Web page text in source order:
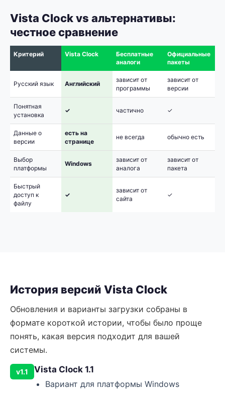
Vista Clock vs альтернативы:
честное сравнение
Критерий Vista Clock
Бесплатные
аналоги
Официальные
пакеты
Русский язык Английский
зависит от
программы
зависит от
версии
Понятная
установка
✓ частично ✓
Данные о
версии
есть на
странице
не всегда обычно есть
Выбор
платформы
Windows
зависит от
аналога
зависит от
пакета
Быстрый
доступ к
файлу
✓
зависит от
сайта
✓
История версий Vista Clock
Обновления и варианты загрузки собраны в
формате короткой истории, чтобы было проще
понять, какая версия подходит для вашей
системы.
v1.1
Vista Clock 1.1
Вариант для платформы Windows